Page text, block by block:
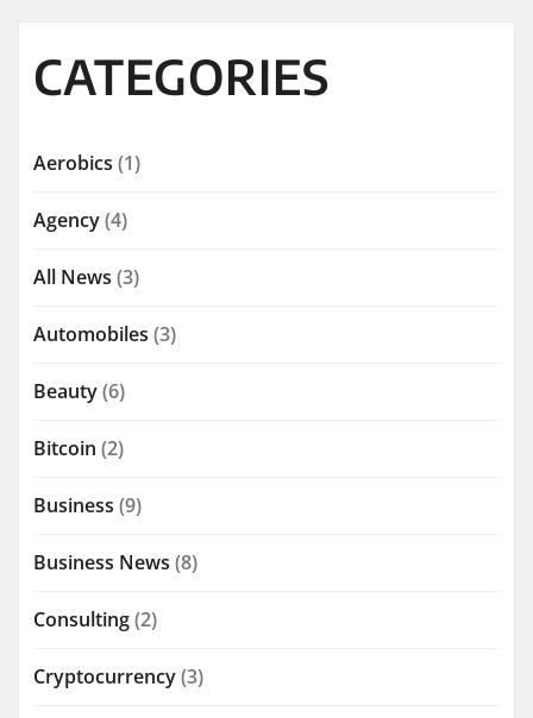
CATEGORIES
Aerobics (1)
Agency(4)
All News (3)
Automobiles (3)
Beauty(6)
Bitcoin (2)
Business (9)
Business News (8)
Consulting(2)
Cryptocurrency(3)